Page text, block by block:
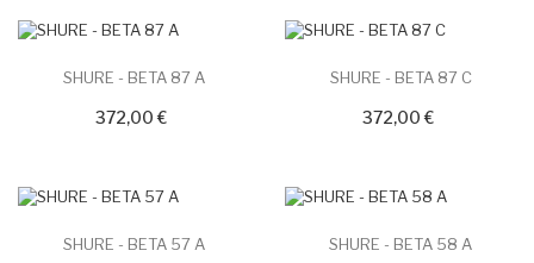
SHURE - BETA 87 A
372,00 €
SHURE - BETA 87 C
372,00 €
SHURE - BETA 57 A SHURE - BETA 58 A